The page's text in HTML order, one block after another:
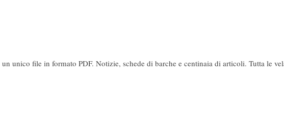
unico file in formato PDF. Notizie, schede di barche e centinaia di articoli. Tutta le